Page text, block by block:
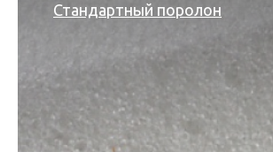
Стандартный поролон